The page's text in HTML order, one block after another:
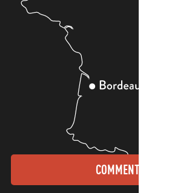
COMMENT VENIR ?